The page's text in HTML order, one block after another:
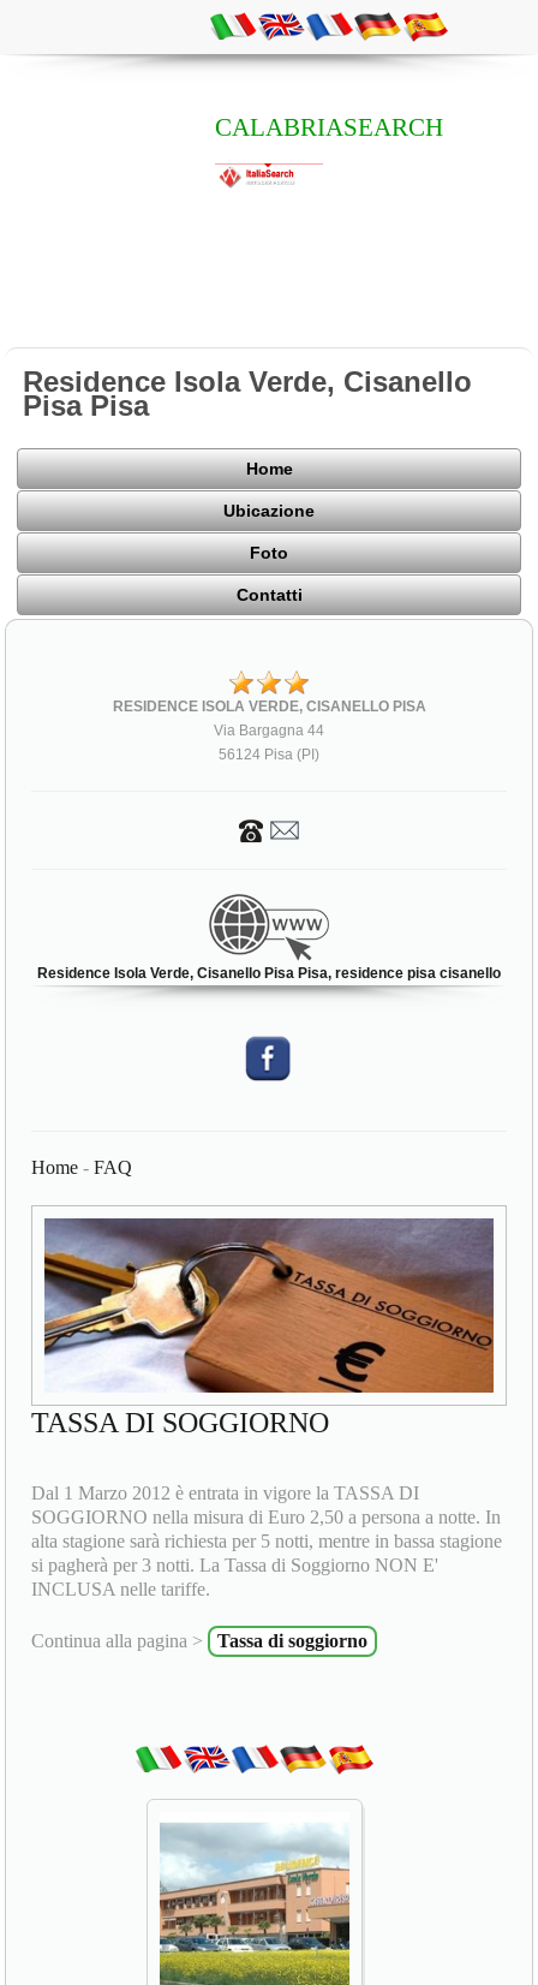
CALABRIASEARCH
Residence Isola Verde, Cisanello
Pisa Pisa
Home
Ubicazione
Foto
Contatti
RESIDENCE ISOLA VERDE, CISANELLO PISA
Via Bargagna 44
56124 Pisa (PI)
Residence Isola Verde, Cisanello Pisa Pisa, residence pisa cisanello
Home -FAQ
TASSA DI SOGGIORNO
Dal 1 Marzo 2012 è entrata in vigore la TASSA DI
SOGGIORNO nella misura di Euro 2,50 a persona a notte. In
alta stagione sarà richiesta per 5 notti, mentre in bassa stagione
si pagherà per 3 notti. La Tassa di Soggiorno NON E'
INCLUSA nelle tariffe.
Continua alla pagina > Tassa di soggiorno